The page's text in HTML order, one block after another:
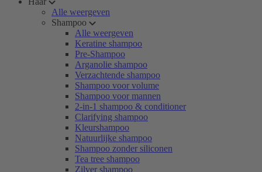
Alle weergeven
Shampoo
Alle weergeven
Keratine shampoo
Pre-Shampoo
Arganolie shampoo
Verzachtende shampoo
Shampoo voor volume
Shampoo voor mannen
2-in-1 shampoo & conditioner
Clarifying shampoo
Kleurshampoo
Natuurlijke shampoo
Shampoo zonder siliconen
Tea tree shampoo
Zilver shampoo